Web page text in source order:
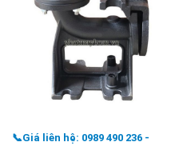
📞Giá liên hệ: 0989 490 236 -